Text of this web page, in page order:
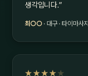
생각입니다.”
최○○ · 대구 · 타이마사지
★★★★ ★